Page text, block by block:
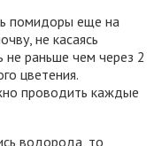
помидоры еще на
не касаясь
раньше чем через 2
цветения.
проводить каждые
водорода, то